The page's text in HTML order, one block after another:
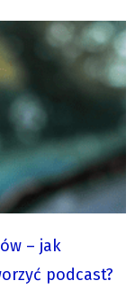
– jak
podcast?